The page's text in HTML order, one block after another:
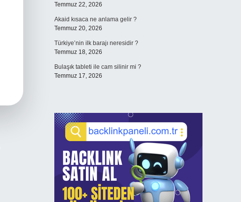
Temmuz 22, 2026
Akaid kısaca ne anlama gelir ?
Temmuz 20, 2026
Türkiye’nin ilk barajı neresidir ?
Temmuz 18, 2026
Bulaşık tableti ile cam silinir mi ?
Temmuz 17, 2026